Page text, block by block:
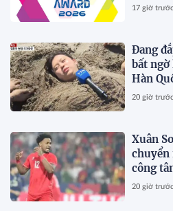
Hội,
17 giờ trước
Đang
bất
Hàn
20 giờ trước
Xuân
chuyển
công
Nam
20 giờ trước